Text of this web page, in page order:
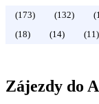
(173) (132)
(18)
(14) (11)
Zájezdy do